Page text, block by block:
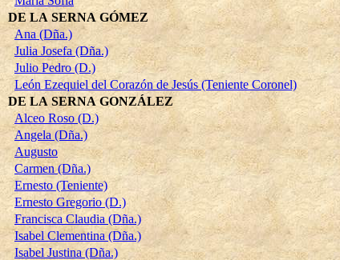
DE LA SERNA GÓMEZ
Ana (Dña.)
Julia Josefa (Dña.)
Julio Pedro (D.)
León Ezequiel del Corazón de Jesús (Teniente Coronel)
DE LA SERNA GONZÁLEZ
Alceo Roso (D.)
Angela (Dña.)
Augusto
Carmen (Dña.)
Ernesto (Teniente)
Ernesto Gregorio (D.)
Francisca Claudia (Dña.)
Isabel Clementina (Dña.)
Isabel Justina (Dña.)